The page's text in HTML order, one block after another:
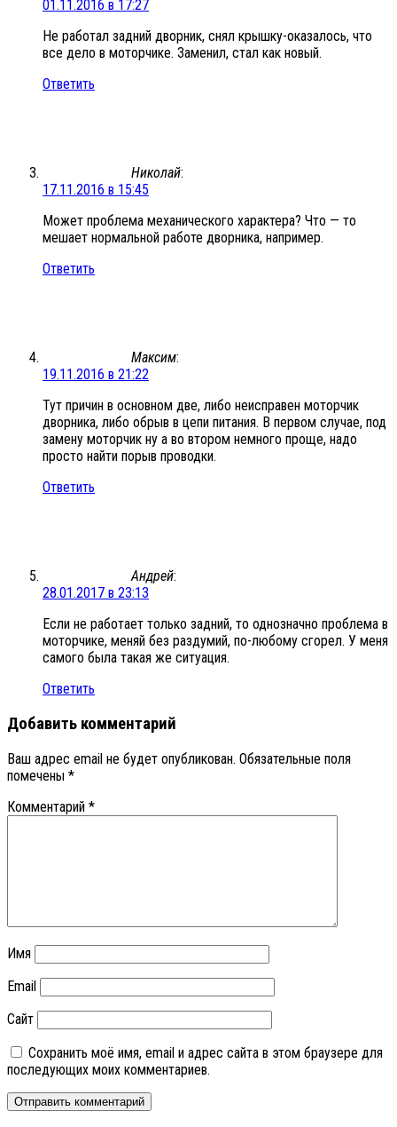
01.11.2016 в 17:27
Не работал задний дворник, снял крышку-оказалось, что
все дело в моторчике. Заменил, стал как новый.
Ответить
Николай:
17.11.2016 в 15:45
Может проблема механического характера? Что — то
мешает нормальной работе дворника, например.
Ответить
Максим:
19.11.2016 в 21:22
Тут причин в основном две, либо неисправен моторчик
дворника, либо обрыв в цепи питания. В первом случае, под
замену моторчик ну а во втором немного проще, надо
просто найти порыв проводки.
Ответить
Андрей:
28.01.2017 в 23:13
Если не работает только задний, то однозначно проблема в
моторчике, меняй без раздумий, по-любому сгорел. У меня
самого была такая же ситуация.
Ответить
Добавить комментарий
Ваш адрес email не будет опубликован. Обязательные поля
помечены *
Комментарий *
Имя
Email
Сайт
Сохранить моё имя, email и адрес сайта в этом браузере для
последующих моих комментариев.